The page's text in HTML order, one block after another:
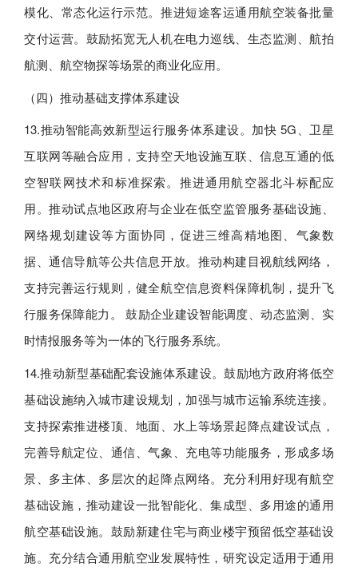
模化、常态化运行示范。推进短途客运通用航空装备批量
交付运营。鼓励拓宽无人机在电力巡线、生态监测、航拍
航测、航空物探等场景的商业化应用。
（四）推动基础支撑体系建设
13.推动智能高效新型运行服务体系建设。加快 5G、卫星
互联网等融合应用，支持空天地设施互联、信息互通的低
空智联网技术和标准探索。推进通用航空器北斗标配应
用。推动试点地区政府与企业在低空监管服务基础设施、
网络规划建设等方面协同，促进三维高精地图、气象数
据、通信导航等公共信息开放。推动构建目视航线网络，
支持完善运行规则，健全航空信息资料保障机制，提升飞
行服务保障能力。 鼓励企业建设智能调度、动态监测、实
时情报服务等为一体的飞行服务系统。
14.推动新型基础配套设施体系建设。鼓励地方政府将低空
基础设施纳入城市建设规划，加强与城市运输系统连接。
支持探索推进楼顶、地面、水上等场景起降点建设试点，
完善导航定位、通信、气象、充电等功能服务，形成多场
景、多主体、多层次的起降点网络。充分利用好现有航空
基础设施，推动建设一批智能化、集成型、多用途的通用
航空基础设施。鼓励新建住宅与商业楼宇预留低空基础设
施。充分结合通用航空业发展特性，研究设定适用于通用